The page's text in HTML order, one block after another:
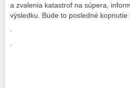
a zvalenia katastrof na súpera,
výsledku. Bude to posledné
.